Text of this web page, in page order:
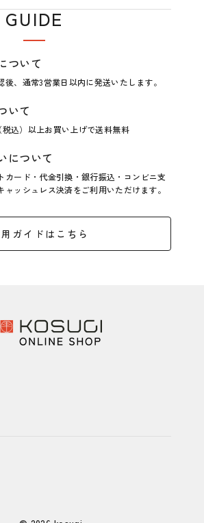
GUIDE
ついて
後、通常3営業日以内に発送いたします。
いて
込）以上お買い上げで送料無料
について
カード・代金引換・銀行振込・コンビニ支
ャッシュレス決済をご利用いただけます。
ガイドはこちら